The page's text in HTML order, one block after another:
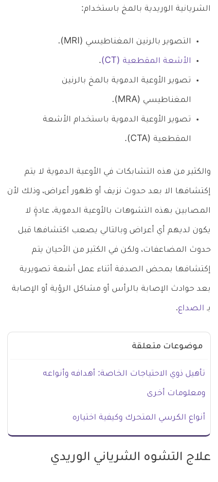
الشريانية الوريدية بالمخ باستخدام:
التصوير بالرنين المغناطيسي (MRI).
الأشعة المقطعية (CT) .
تصوير الأوعية الدموية بالمخ بالرنين
المغناطيسي (MRA).
تصوير الأوعية الدموية باستخدام الأشعة
المقطعية (CTA).
والكثير من هذه التشابكات في الأوعية الدموية لا يتم
إكتشافها الا بعد حدوث نزيف أو ظهور أعراض، وذلك لأن
المصابين بهذه التشوهات بالأوعية الدموية، عادةٍِ لا
يكون لديهم أي أعراض وبالتالي يصعب اكتشافها قبل
حدوث المضاعفات، ولكن في الكثير من الأحيان يتم
إكتشافها بمحض الصدفة أثناء عمل أشعة تصويرية
بعد حوادث الإصابة بالرأس أو مشاكل الرؤية أو الإصابة
بـ الصداع.
موضوعات متعلقة
تأهيل ذوي الاحتياجات الخاصة: أهدافه وأنواعه
ومعلومات أخرى
أنواع الكرسي المتحرك وكيفية اختياره
علاج التشوه الشرياني الوريدي